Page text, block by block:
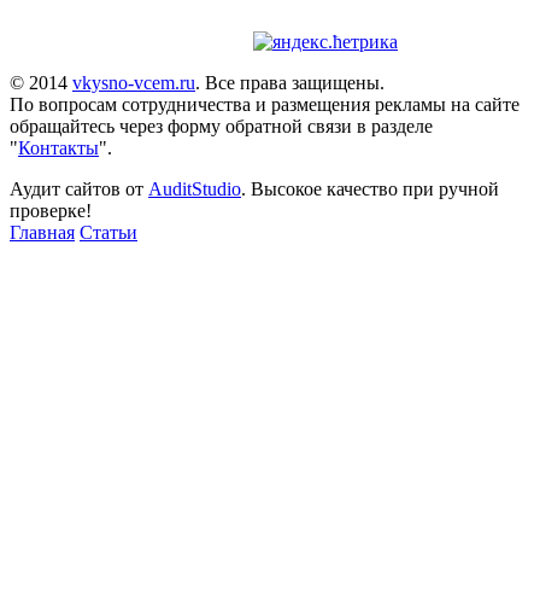
© 2014 vkysno-vcem.ru. Все права защищены.
По вопросам сотрудничества и размещения рекламы на сайте
обращайтесь через форму обратной связи в разделе
"Контакты".
Аудит сайтов от AuditStudio. Высокое качество при ручной
проверке!
Главная Статьи